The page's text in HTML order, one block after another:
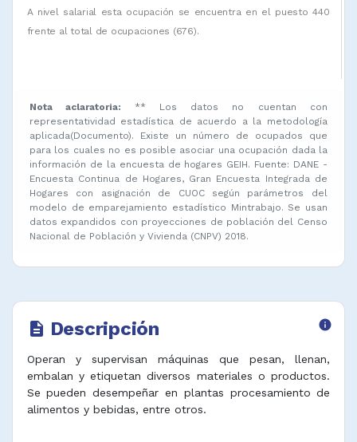
A nivel salarial esta ocupación se encuentra en el puesto 440
frente al total de ocupaciones (676).
Nota aclaratoria:
** Los datos no cuentan con
representatividad estadística de acuerdo a la metodología
aplicada(Documento). Existe un número de ocupados que
para los cuales no es posible asociar una ocupación dada la
información de la encuesta de hogares GEIH. Fuente: DANE -
Encuesta Continua de Hogares, Gran Encuesta Integrada de
Hogares con asignación de CUOC según parámetros del
modelo de emparejamiento estadístico Mintrabajo. Se usan
datos expandidos con proyecciones de población del Censo
Nacional de Población y Vivienda (CNPV) 2018.
description Descripción info
Operan y supervisan máquinas que pesan, llenan,
embalan y etiquetan diversos materiales o productos.
Se pueden desempeñar en plantas procesamiento de
alimentos y bebidas, entre otros.